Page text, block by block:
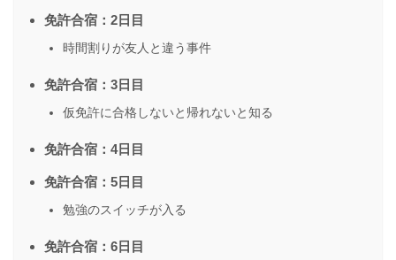
免許合宿：2日目
時間割りが友人と違う事件
免許合宿：3日目
仮免許に合格しないと帰れないと知る
免許合宿：4日目
免許合宿：5日目
勉強のスイッチが入る
免許合宿：6日目